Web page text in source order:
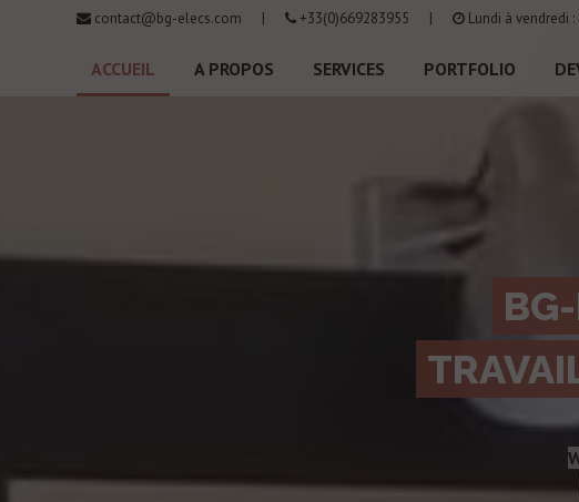
contact@bg-elecs.com | +33(0)669283955 | Lundi à vendredi
ACCUEIL A PROPOS SERVICES PORTFOLIO